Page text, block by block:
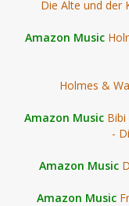
Die Alte und der
Amazon Music
Holmes &
Amazon Music
-
Amazon Music
Amazon Music